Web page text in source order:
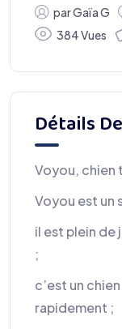
parGaïa G
384 Vues
Détails
Voyou, chien
Voyou est un
il est plein de
;
c’est un
rapidement ;